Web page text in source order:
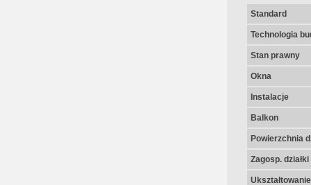
Standard
Technologia
Stan prawny
Okna
Instalacje
Balkon
Powierzchnia
Zagosp. działki